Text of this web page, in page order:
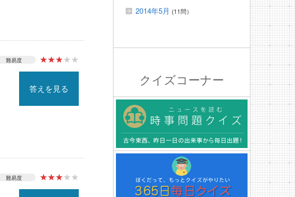
難易度 ★★★★★
答えを見る
難易度 ★★★★★
2014年5月 (11問）
クイズコーナー